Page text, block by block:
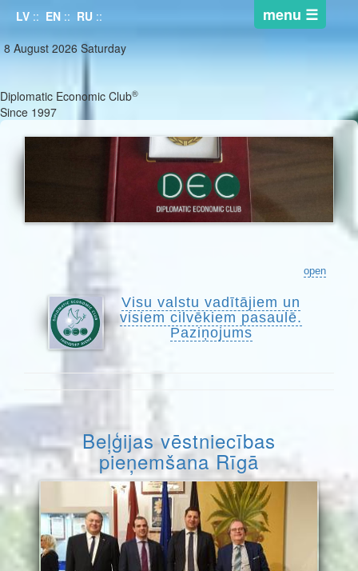
LV :: EN :: RU ::
8 August 2026 Saturday
Diplomatic Economic Club®
Since 1997
open
Visu valstu vadītājiem un
visiem cilvēkiem pasaulē.
Paziņojums
Beļģijas vēstniecības
pieņemšana Rīgā